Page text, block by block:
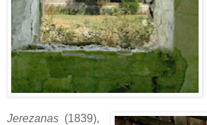
Jerezanas (1839),